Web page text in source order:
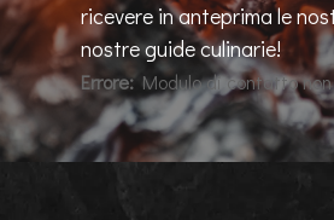
ricevere in anteprima le
nostre guide culinarie!
Errore:Modulo di contatto